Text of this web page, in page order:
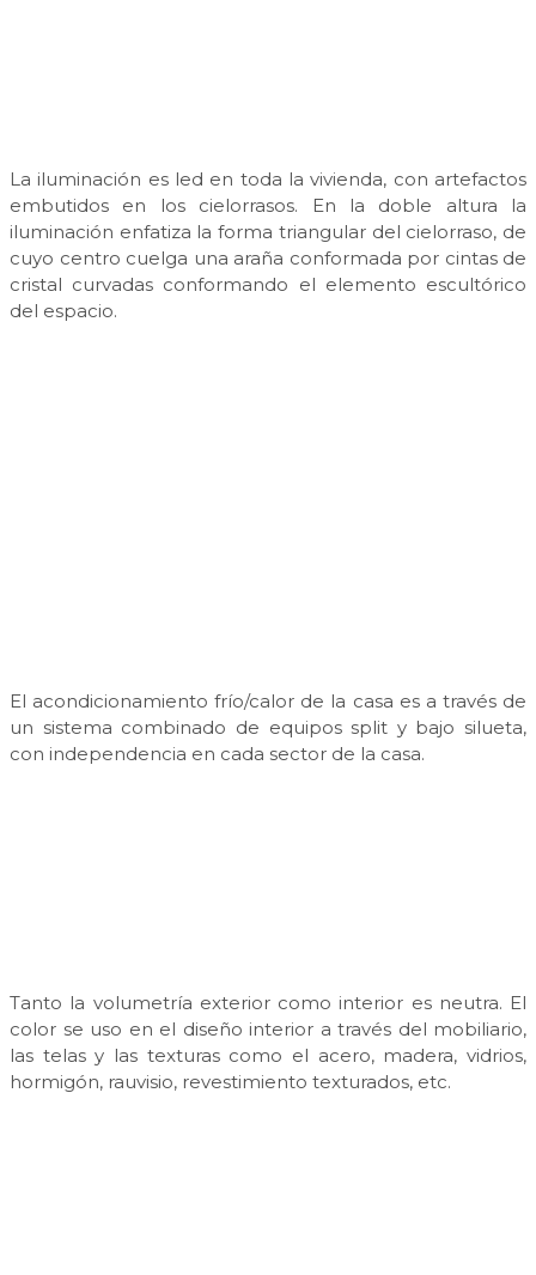
La iluminación es led en toda la vivienda, con artefactos
embutidos en los cielorrasos. En la doble altura la
iluminación enfatiza la forma triangular del cielorraso, de
cuyo centro cuelga una araña conformada por cintas de
cristal curvadas conformando el elemento escultórico
del espacio.
El acondicionamiento frío/calor de la casa es a través de
un sistema combinado de equipos split y bajo silueta,
con independencia en cada sector de la casa.
Tanto la volumetría exterior como interior es neutra. El
color se uso en el diseño interior a través del mobiliario,
las telas y las texturas como el acero, madera, vidrios,
hormigón, rauvisio, revestimiento texturados, etc.